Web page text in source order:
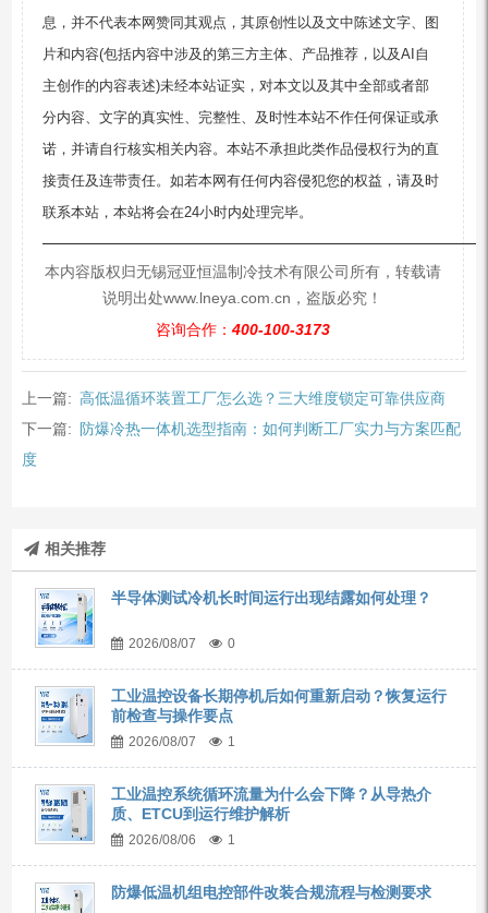
息，并不代表本网赞同其观点，其原创性以及文中陈述文字、图
片和内容(包括内容中涉及的第三方主体、产品推荐，以及AI自
主创作的内容表述)未经本站证实，对本文以及其中全部或者部
分内容、文字的真实性、完整性、及时性本站不作任何保证或承
诺，并请自行核实相关内容。本站不承担此类作品侵权行为的直
接责任及连带责任。如若本网有任何内容侵犯您的权益，请及时
联系本站，本站将会在24小时内处理完毕。
本内容版权归无锡冠亚恒温制冷技术有限公司所有，转载请
说明出处www.lneya.com.cn，盗版必究！
咨询合作： 400-100-3173
上一篇: 高低温循环装置工厂怎么选？三大维度锁定可靠供应商
下一篇: 防爆冷热一体机选型指南：如何判断工厂实力与方案匹配
度
相关推荐
半导体测试冷机长时间运行出现结露如何处理？
2026/08/07 0
工业温控设备长期停机后如何重新启动？恢复运行
前检查与操作要点
2026/08/07 1
工业温控系统循环流量为什么会下降？从导热介
质、ETCU到运行维护解析
2026/08/06 1
防爆低温机组电控部件改装合规流程与检测要求